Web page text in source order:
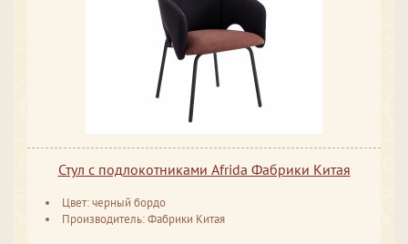
Стул с подлокотниками Afrida Фабрики Китая
Цвет: черный бордо
Производитель: Фабрики Китая